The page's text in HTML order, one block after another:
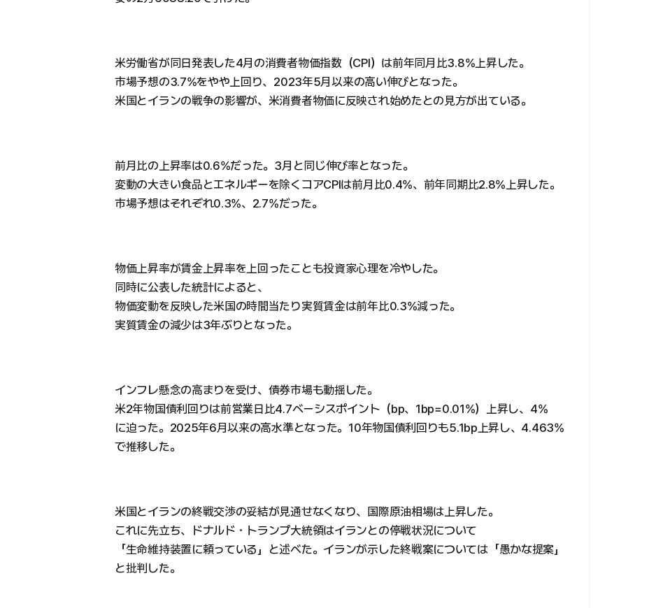
米労働省が同日発表した4月の消費者物価指数（CPI）は前年同月比3.8%上昇した。
市場予想の3.7%をやや上回り、2023年5月以来の高い伸びとなった。
米国とイランの戦争の影響が、米消費者物価に反映され始めたとの見方が出ている。
前月比の上昇率は0.6%だった。3月と同じ伸び率となった。
変動の大きい食品とエネルギーを除くコアCPIは前月比0.4%、前年同期比2.8%上昇した。
市場予想はそれぞれ0.3%、2.7%だった。
物価上昇率が賃金上昇率を上回ったことも投資家心理を冷やした。
同時に公表した統計によると、
物価変動を反映した米国の時間当たり実質賃金は前年比0.3%減った。
実質賃金の減少は3年ぶりとなった。
インフレ懸念の高まりを受け、債券市場も動揺した。
米2年物国債利回りは前営業日比4.7ベーシスポイント（bp、1bp=0.01%）上昇し、4%
に迫った。2025年6月以来の高水準となった。10年物国債利回りも5.1bp上昇し、4.463%
で推移した。
米国とイランの終戦交渉の妥結が見通せなくなり、国際原油相場は上昇した。
これに先立ち、ドナルド・トランプ大統領はイランとの停戦状況について
「生命維持装置に頼っている」と述べた。イランが示した終戦案については「愚かな提案」
と批判した。